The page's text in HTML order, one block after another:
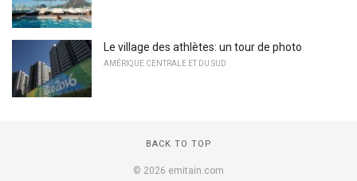
Le village des athlètes: un tour de photo
AMÉRIQUE CENTRALE ET DU SUD
BACK TO TOP
© 2026 emitain.com